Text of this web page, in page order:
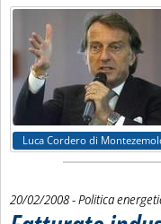
Luca Cordero di
20/02/2008- Politica